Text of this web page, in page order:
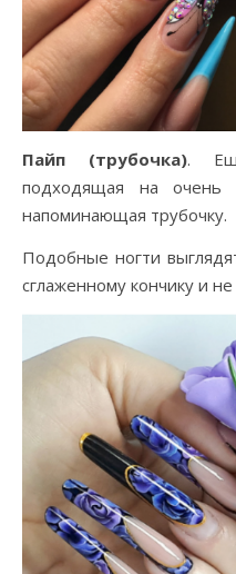
Пайп (трубочка).
подходящая на очень
напоминающая трубочку.
Подобные ногти
сглаженному кончику и